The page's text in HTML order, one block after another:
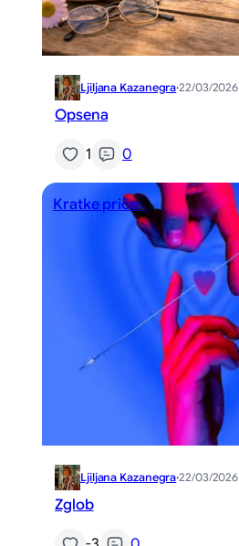
Ljiljana Kazanegra·22/03/2026
Opsena
1 0
Kratke priče
Ljiljana Kazanegra·22/03/2026
Zglob